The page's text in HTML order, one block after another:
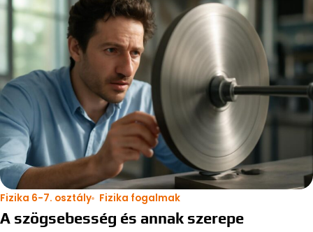
Fizika 6-7. osztály Fizika fogalmak
A szögsebesség és annak szerepe